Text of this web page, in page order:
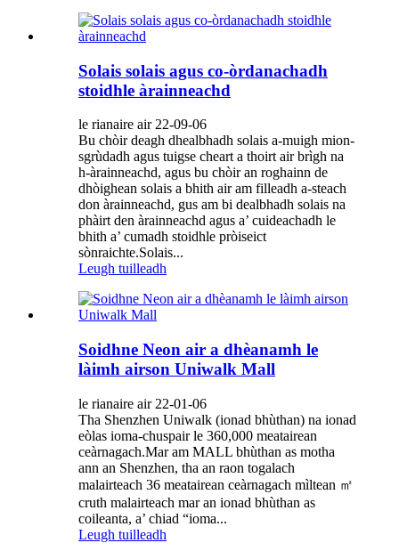
Solais solais agus co-òrdanachadh
stoidhle àrainneachd
le rianaire air 22-09-06
Bu chòir deagh dhealbhadh solais a-muigh mion-
sgrùdadh agus tuigse cheart a thoirt air brìgh na
h-àrainneachd, agus bu chòir an roghainn de
dhòighean solais a bhith air am filleadh a-steach
don àrainneachd, gus am bi dealbhadh solais na
phàirt den àrainneachd agus a’ cuideachadh le
bhith a’ cumadh stoidhle pròiseict
sònraichte.Solais...
Leugh tuilleadh
Soidhne Neon air a dhèanamh le
làimh airson Uniwalk Mall
le rianaire air 22-01-06
Tha Shenzhen Uniwalk (ionad bhùthan) na ionad
eòlas ioma-chuspair le 360,000 meatairean
ceàrnagach.Mar am MALL bhùthan as motha
ann an Shenzhen, tha an raon togalach
malairteach 36 meatairean ceàrnagach mìltean ㎡
cruth malairteach mar an ionad bhùthan as
coileanta, a’ chiad “ioma...
Leugh tuilleadh